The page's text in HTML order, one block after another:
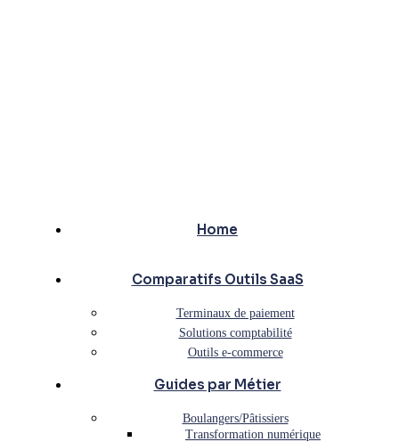
Home
Comparatifs Outils SaaS
Terminaux de paiement
Solutions comptabilité
Outils e-commerce
Guides par Métier
Boulangers/Pâtissiers
Transformation numérique